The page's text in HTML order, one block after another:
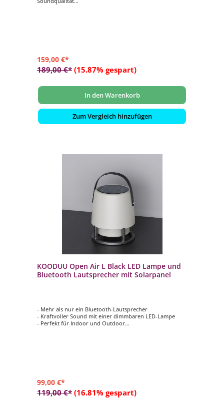
159,00 €*
189,00 €* (15.87% gespart)
In den Warenkorb
Zum Vergleich hinzufügen
KOODUU Open Air L Black LED Lampe und
Bluetooth Lautsprecher mit Solarpanel
- Mehr als nur ein Bluetooth-Lautsprecher
- Kraftvoller Sound mit einer dimmbaren LED-Lampe
- Perfekt für Indoor und Outdoor
99,00 €*
119,00 €* (16.81% gespart)